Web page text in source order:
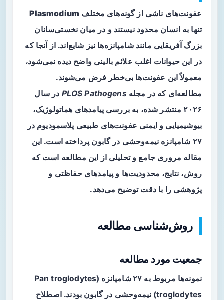
عفونت‌های ناشی از گونه‌های مختلف Plasmodium
تنها به انسان محدود نیستند و در میان نخستی‌سانان
بزرگ آفریقایی مانند شامپانزه‌ها نیز شایع‌اند. از آنجا که
در این حیوانات اغلب علائم بالینی واضح دیده نمی‌شود،
معمولاً این عفونت‌ها بی‌خطر فرض می‌شوند.
مطالعه‌ای که در مجلهPLOS Pathogens در سال
۲۰۲۶ منتشر شده، به بررسی پیامدهای هماتولوژیک،
بیوشیمیایی و ایمنی عفونت‌های طبیعی پلاسمودیوم در
۲۷ شامپانزه نیمه‌وحشی در گابون پرداخته است. این
مقاله مروری جامع و تحلیلی از این مطالعه است که
روش، نتایج، محدودیت‌ها و پیامدهای حفاظتی و
پژوهشی را با دقت توضیح می‌دهد.
روش‌شناسی مطالعه
جمعیت مورد مطالعه
نمونه‌ها مربوط به ۲۷ شامپانزه
(Pan troglodytes
troglodytes) نیمه‌وحشی در گابون بودند. اصطلاح